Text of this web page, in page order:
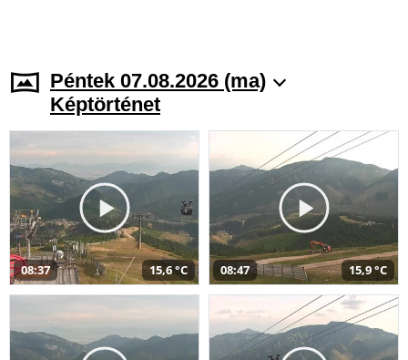
Péntek 07.08.2026 (ma)
Képtörténet
08:37 15,6 °C 08:47 15,9 °C